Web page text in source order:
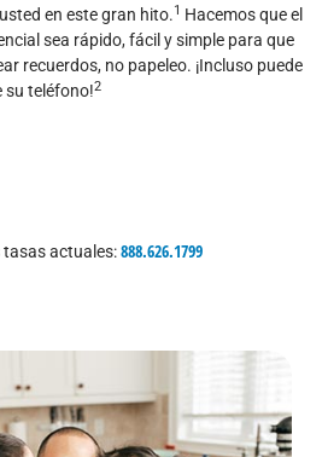
en este gran hito.1 Hacemos que el
sea rápido, fácil y simple para que
recuerdos, no papeleo. ¡Incluso puede
su teléfono!2
tasas actuales:888.626.1799